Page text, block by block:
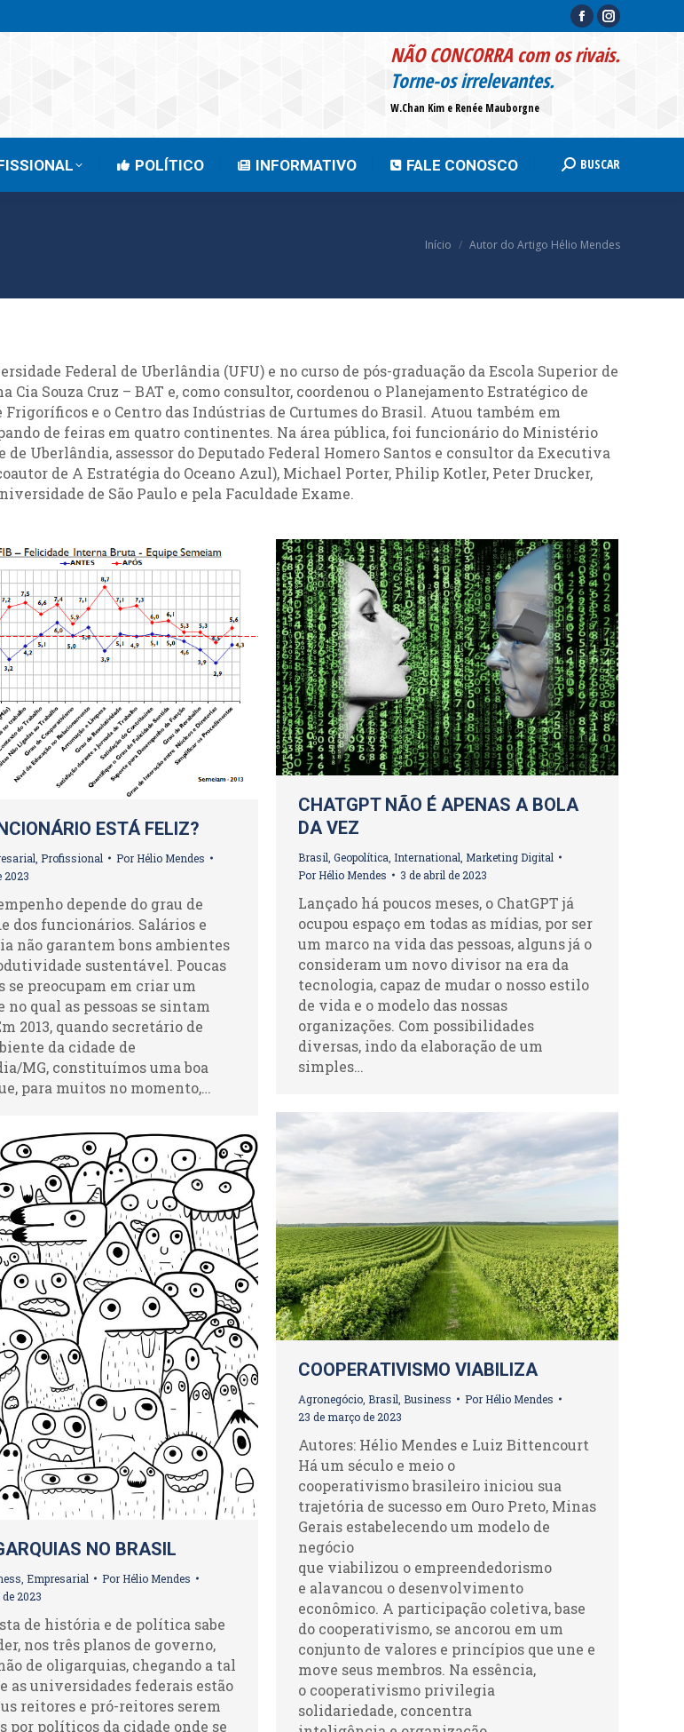
Facebook
page
window
Instagram
page
window
NÃO CONCORRA com os rivais.
Torne-os irrelevantes.
W.Chan Kim e Renée Mauborgne
POLÍTICO INFORMATIVO FALE CONOSCO Search:
BUSCAR
Você está aqui:
Início Autor do Artigo Hélio Mendes
Federal de Uberlândia (UFU) e no curso de pós-graduação da Escola Superior de
Souza Cruz – BAT e, como consultor, coordenou o Planejamento Estratégico de
e o Centro das Indústrias de Curtumes do Brasil. Atuou também em
de feiras em quatro continentes. Na área pública, foi funcionário do Ministério
Uberlândia, assessor do Deputado Federal Homero Santos e consultor da Executiva
de A Estratégia do Oceano Azul), Michael Porter, Philip Kotler, Peter Drucker,
de São Paulo e pela Faculdade Exame.
ESTÁ FELIZ?
Profissional PorHélio Mendes
2023
depende do grau de
dos funcionários. Salários e
não garantem bons ambientes
sustentável. Poucas
se preocupam em criar um
no qual as pessoas se sintam
2013, quando secretário de
da cidade de
MG, constituímos uma boa
para muitos no momento,…
CHATGPT NÃO É APENAS A BOLA
DA VEZ
Brasil Geopolítica International Marketing Digital
PorHélio Mendes 3 de abril de 2023
Lançado há poucos meses, o ChatGPT já
ocupou espaço em todas as mídias, por ser
um marco na vida das pessoas, alguns já o
consideram um novo divisor na era da
tecnologia, capaz de mudar o nosso estilo
de vida e o modelo das nossas
organizações. Com possibilidades
diversas, indo da elaboração de um
simples…
COOPERATIVISMO VIABILIZA
Agronegócio Brasil Business PorHélio Mendes
23 de março de 2023
Autores: Hélio Mendes e Luiz Bittencourt
Há um século e meio o
cooperativismo brasileiro iniciou sua
trajetória de sucesso em Ouro Preto, Minas
Gerais estabelecendo um modelo de
negócio
que viabilizou o empreendedorismo
e alavancou o desenvolvimento
econômico. A participação coletiva, base
do cooperativismo, se ancorou em um
conjunto de valores e princípios que une e
move seus membros. Na essência,
o cooperativismo privilegia
solidariedade, concentra
NO BRASIL
Empresarial PorHélio Mendes
2023
de história e de política sabe
nos três planos de governo,
de oligarquias, chegando a tal
as universidades federais estão
reitores e pró-reitores serem
por políticos da cidade onde se
FALE CONOSCO Search:
BUSCAR